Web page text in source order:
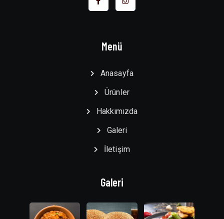
Menü
Anasayfa
Ürünler
Hakkımızda
Galeri
İletişim
Galeri